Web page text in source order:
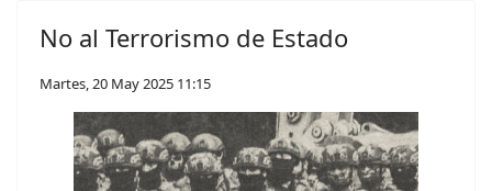
No al Terrorismo de Estado
Martes, 20 May 2025 11:15